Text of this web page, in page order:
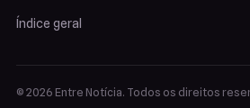
Índice geral
© 2026 Entre Notícia. Todos os direitos